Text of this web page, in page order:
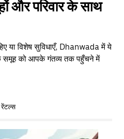
और परिवार के साथ
या विशेष सुविधाएँ, Dhanwada में ये
को आपके गंतव्य तक पहुँचने में
रेंटल्स